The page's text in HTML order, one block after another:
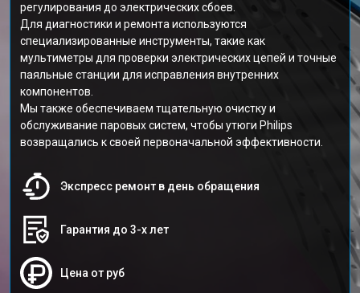
регулирования до электрических сбоев.
Для диагностики и ремонта используются
специализированные инструменты, такие как
мультиметры для проверки электрических цепей и точные
паяльные станции для исправления внутренних
компонентов.
Мы также обеспечиваем тщательную очистку и
обслуживание паровых систем, чтобы утюги Philips
возвращались к своей первоначальной эффективности.
Экспресс ремонт в день обращения
Гарантия до 3-х лет
Цена от руб